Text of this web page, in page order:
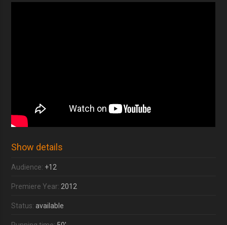
Show details
Audience: +12
Premiere Year: 2012
Status: available